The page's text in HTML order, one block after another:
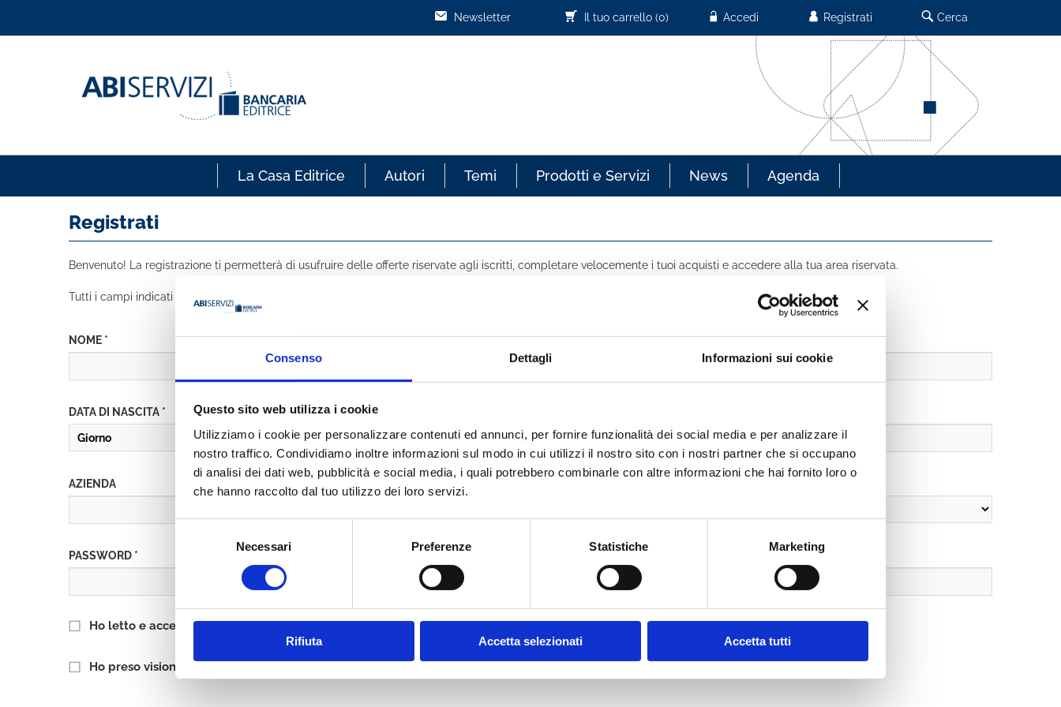
Consenso Dettagli Informazioni sui cookie
Questo sito web utilizza i cookie
Utilizziamo i cookie per personalizzare contenuti ed annunci, per fornire funzionalità dei social media e per analizzare il
nostro traffico. Condividiamo inoltre informazioni sul modo in cui utilizzi il nostro sito con i nostri partner che si occupano
di analisi dei dati web, pubblicità e social media, i quali potrebbero combinarle con altre informazioni che hai fornito loro o
che hanno raccolto dal tuo utilizzo dei loro servizi.
Selezione
consenso
Necessari Preferenze Statistiche Marketing
Rifiuta Accetta selezionati Accetta tutti
Cerca
Registrati
Accedi
Il tuo carrello (0)
Newsletter
La Casa Editrice Autori Temi Prodotti e Servizi News Agenda
Registrati
Benvenuto! La registrazione ti permetterà di usufruire delle offerte riservate agli iscritti, completare velocemente i tuoi acquisti e accedere alla tua area riservata.
Tutti i campi indicati con * sono obbligatori
NOME * COGNOME *
DATA DI NASCITA *
AZIENDA
PASSWORD *
Ho letto e accetto l’informativa sulla
Ho preso visione delle